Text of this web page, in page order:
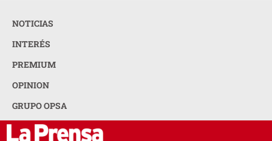
NOTICIAS
INTERÉS
PREMIUM
OPINION
GRUPO OPSA